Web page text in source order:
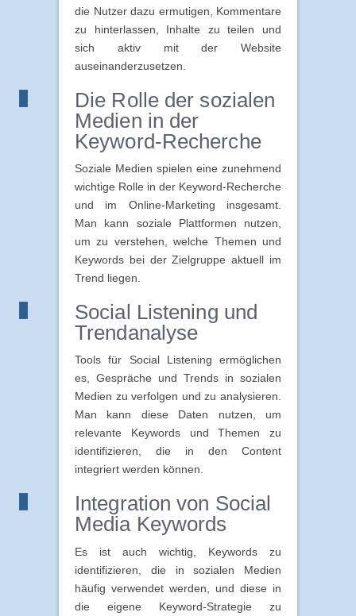
die Nutzer dazu ermutigen, Kommentare
zu hinterlassen, Inhalte zu teilen und
sich aktiv mit der Website
auseinanderzusetzen.
Die Rolle der sozialen
Medien in der
Keyword-Recherche
Soziale Medien spielen eine zunehmend
wichtige Rolle in der Keyword-Recherche
und im Online-Marketing insgesamt.
Man kann soziale Plattformen nutzen,
um zu verstehen, welche Themen und
Keywords bei der Zielgruppe aktuell im
Trend liegen.
Social Listening und
Trendanalyse
Tools für Social Listening ermöglichen
es, Gespräche und Trends in sozialen
Medien zu verfolgen und zu analysieren.
Man kann diese Daten nutzen, um
relevante Keywords und Themen zu
identifizieren, die in den Content
integriert werden können.
Integration von Social
Media Keywords
Es ist auch wichtig, Keywords zu
identifizieren, die in sozialen Medien
häufig verwendet werden, und diese in
die eigene Keyword-Strategie zu